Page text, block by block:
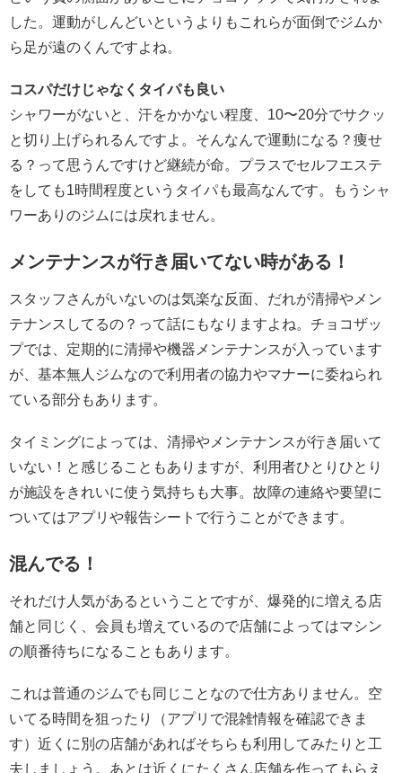
した。運動がしんどいというよりもこれらが面倒でジムか
ら足が遠のくんですよね。
コスパだけじゃなくタイパも良い
シャワーがないと、汗をかかない程度、10〜20分でサクッ
と切り上げられるんですよ。そんなんで運動になる？痩せ
る？って思うんですけど継続が命。プラスでセルフエステ
をしても1時間程度というタイパも最高なんです。もうシャ
ワーありのジムには戻れません。
メンテナンスが行き届いてない時がある！
スタッフさんがいないのは気楽な反面、だれが清掃やメン
テナンスしてるの？って話にもなりますよね。チョコザッ
プでは、定期的に清掃や機器メンテナンスが入っています
が、基本無人ジムなので利用者の協力やマナーに委ねられ
ている部分もあります。
タイミングによっては、清掃やメンテナンスが行き届いて
いない！と感じることもありますが、利用者ひとりひとり
が施設をきれいに使う気持ちも大事。故障の連絡や要望に
ついてはアプリや報告シートで行うことができます。
混んでる！
それだけ人気があるということですが、爆発的に増える店
舗と同じく、会員も増えているので店舗によってはマシン
の順番待ちになることもあります。
これは普通のジムでも同じことなので仕方ありません。空
いてる時間を狙ったり（アプリで混雑情報を確認できま
す）近くに別の店舗があればそちらも利用してみたりと工
夫しましょう。あとは近くにたくさん店舗を作ってもらえ